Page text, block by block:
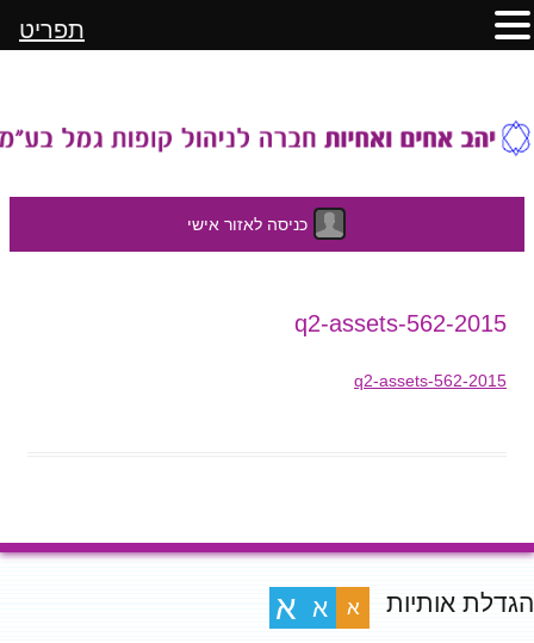
כניסה לאזור אישי
2015-q2-assets-562
2015-q2-assets-562
הגדלת אותיות א א א
תפריט